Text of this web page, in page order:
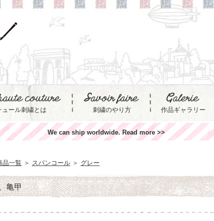
ュール刺繍とは 刺繍のやり方 作品ギャラリー
We can ship worldwide. Read more >>
品一覧 ＞ スパンコール ＞ グレー
亀甲